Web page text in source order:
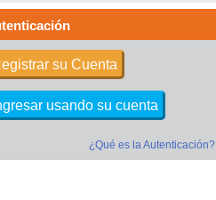
su Cuenta
usando su cuenta
¿Qué es la Autenticación?